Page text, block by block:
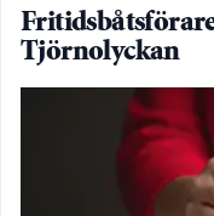
Tjörnolyckan